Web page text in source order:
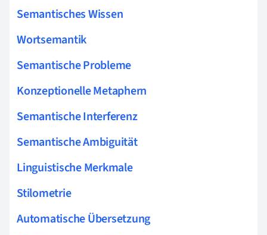
Semantisches Wissen
Wortsemantik
Semantische Probleme
Konzeptionelle Metaphern
Semantische Interferenz
Semantische Ambiguität
Linguistische Merkmale
Stilometrie
Automatische Übersetzung